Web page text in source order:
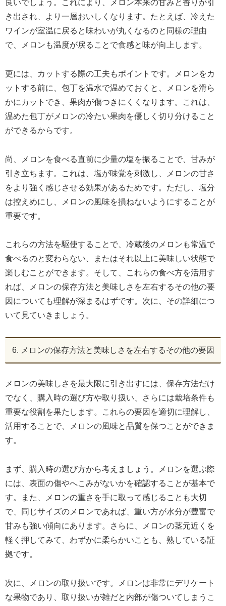
良いでしょう。これにより、メロン本来の甘みと香りが引
き出され、より一層おいしくなります。たとえば、冷えた
ワインが室温に戻ると味わいが丸くなるのと同様の理由
で、メロンも温度が戻ることで食感と味が向上します。
更には、カットする際の工夫もポイントです。メロンをカ
ットする前に、包丁を温水で温めておくと、メロンを滑ら
かにカットでき、果肉が傷つきにくくなります。これは、
温めた包丁がメロンの冷たい果肉を優しく切り分けること
ができるからです。
尚、メロンを食べる直前に少量の塩を振ることで、甘みが
引き立ちます。これは、塩が味覚を刺激し、メロンの甘さ
をより強く感じさせる効果があるためです。ただし、塩分
は控えめにし、メロンの風味を損ねないようにすることが
重要です。
これらの方法を駆使することで、冷蔵後のメロンも常温で
食べるのと変わらない、またはそれ以上に美味しい状態で
楽しむことができます。そして、これらの食べ方を活用す
れば、メロンの保存方法と美味しさを左右するその他の要
因についても理解が深まるはずです。次に、その詳細につ
いて見ていきましょう。
6. メロンの保存方法と美味しさを左右するその他の要因
メロンの美味しさを最大限に引き出すには、保存方法だけ
でなく、購入時の選び方や取り扱い、さらには栽培条件も
重要な役割を果たします。これらの要因を適切に理解し、
活用することで、メロンの風味と品質を保つことができま
す。
まず、購入時の選び方から考えましょう。メロンを選ぶ際
には、表面の傷やへこみがないかを確認することが基本で
す。また、メロンの重さを手に取って感じることも大切
で、同じサイズのメロンであれば、重い方が水分が豊富で
甘みも強い傾向にあります。さらに、メロンの茎元近くを
軽く押してみて、わずかに柔らかいことも、熟している証
拠です。
次に、メロンの取り扱いです。メロンは非常にデリケート
な果物であり、取り扱いが雑だと内部が傷ついてしまうこ